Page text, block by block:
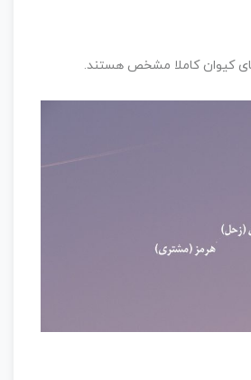
کیوان کاملا مشخص هستند.